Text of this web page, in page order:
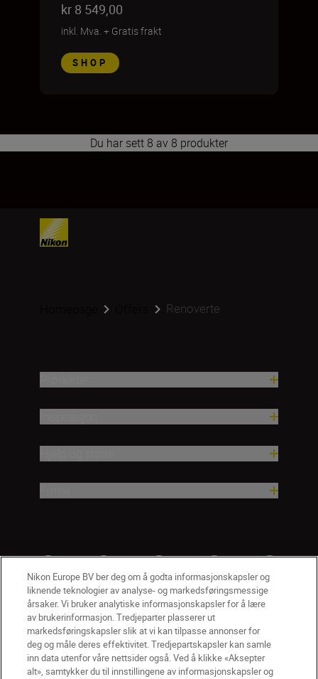
kr 8 549,00
inkl. Mva. + Gratis frakt
SHOP
Du har sett 8 av 8 produkter
Renoverte
Nikon Europe BV ber deg om å godta informasjonskapsler og
liknende teknologier av analyse- og markedsføringsmessige
årsaker. Vi bruker analytiske informasjonskapsler for å lære
av brukerinformasjon. Tredjeparter plasserer ut
markedsføringskapsler slik at vi kan tilpasse annonser for
deg og måle deres effektivitet. Tredjepartskapsler kan samle
inn data utenfor våre nettsider også. Ved å klikke «Aksepter
alt», samtykker du til innstillingene av informasjonskapsler og